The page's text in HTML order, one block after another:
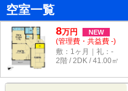
空室一覧
8万円 NEW
(管理費・共益費 -)
敷：1ヶ月｜礼：-
2階 / 2DK / 41.00㎡